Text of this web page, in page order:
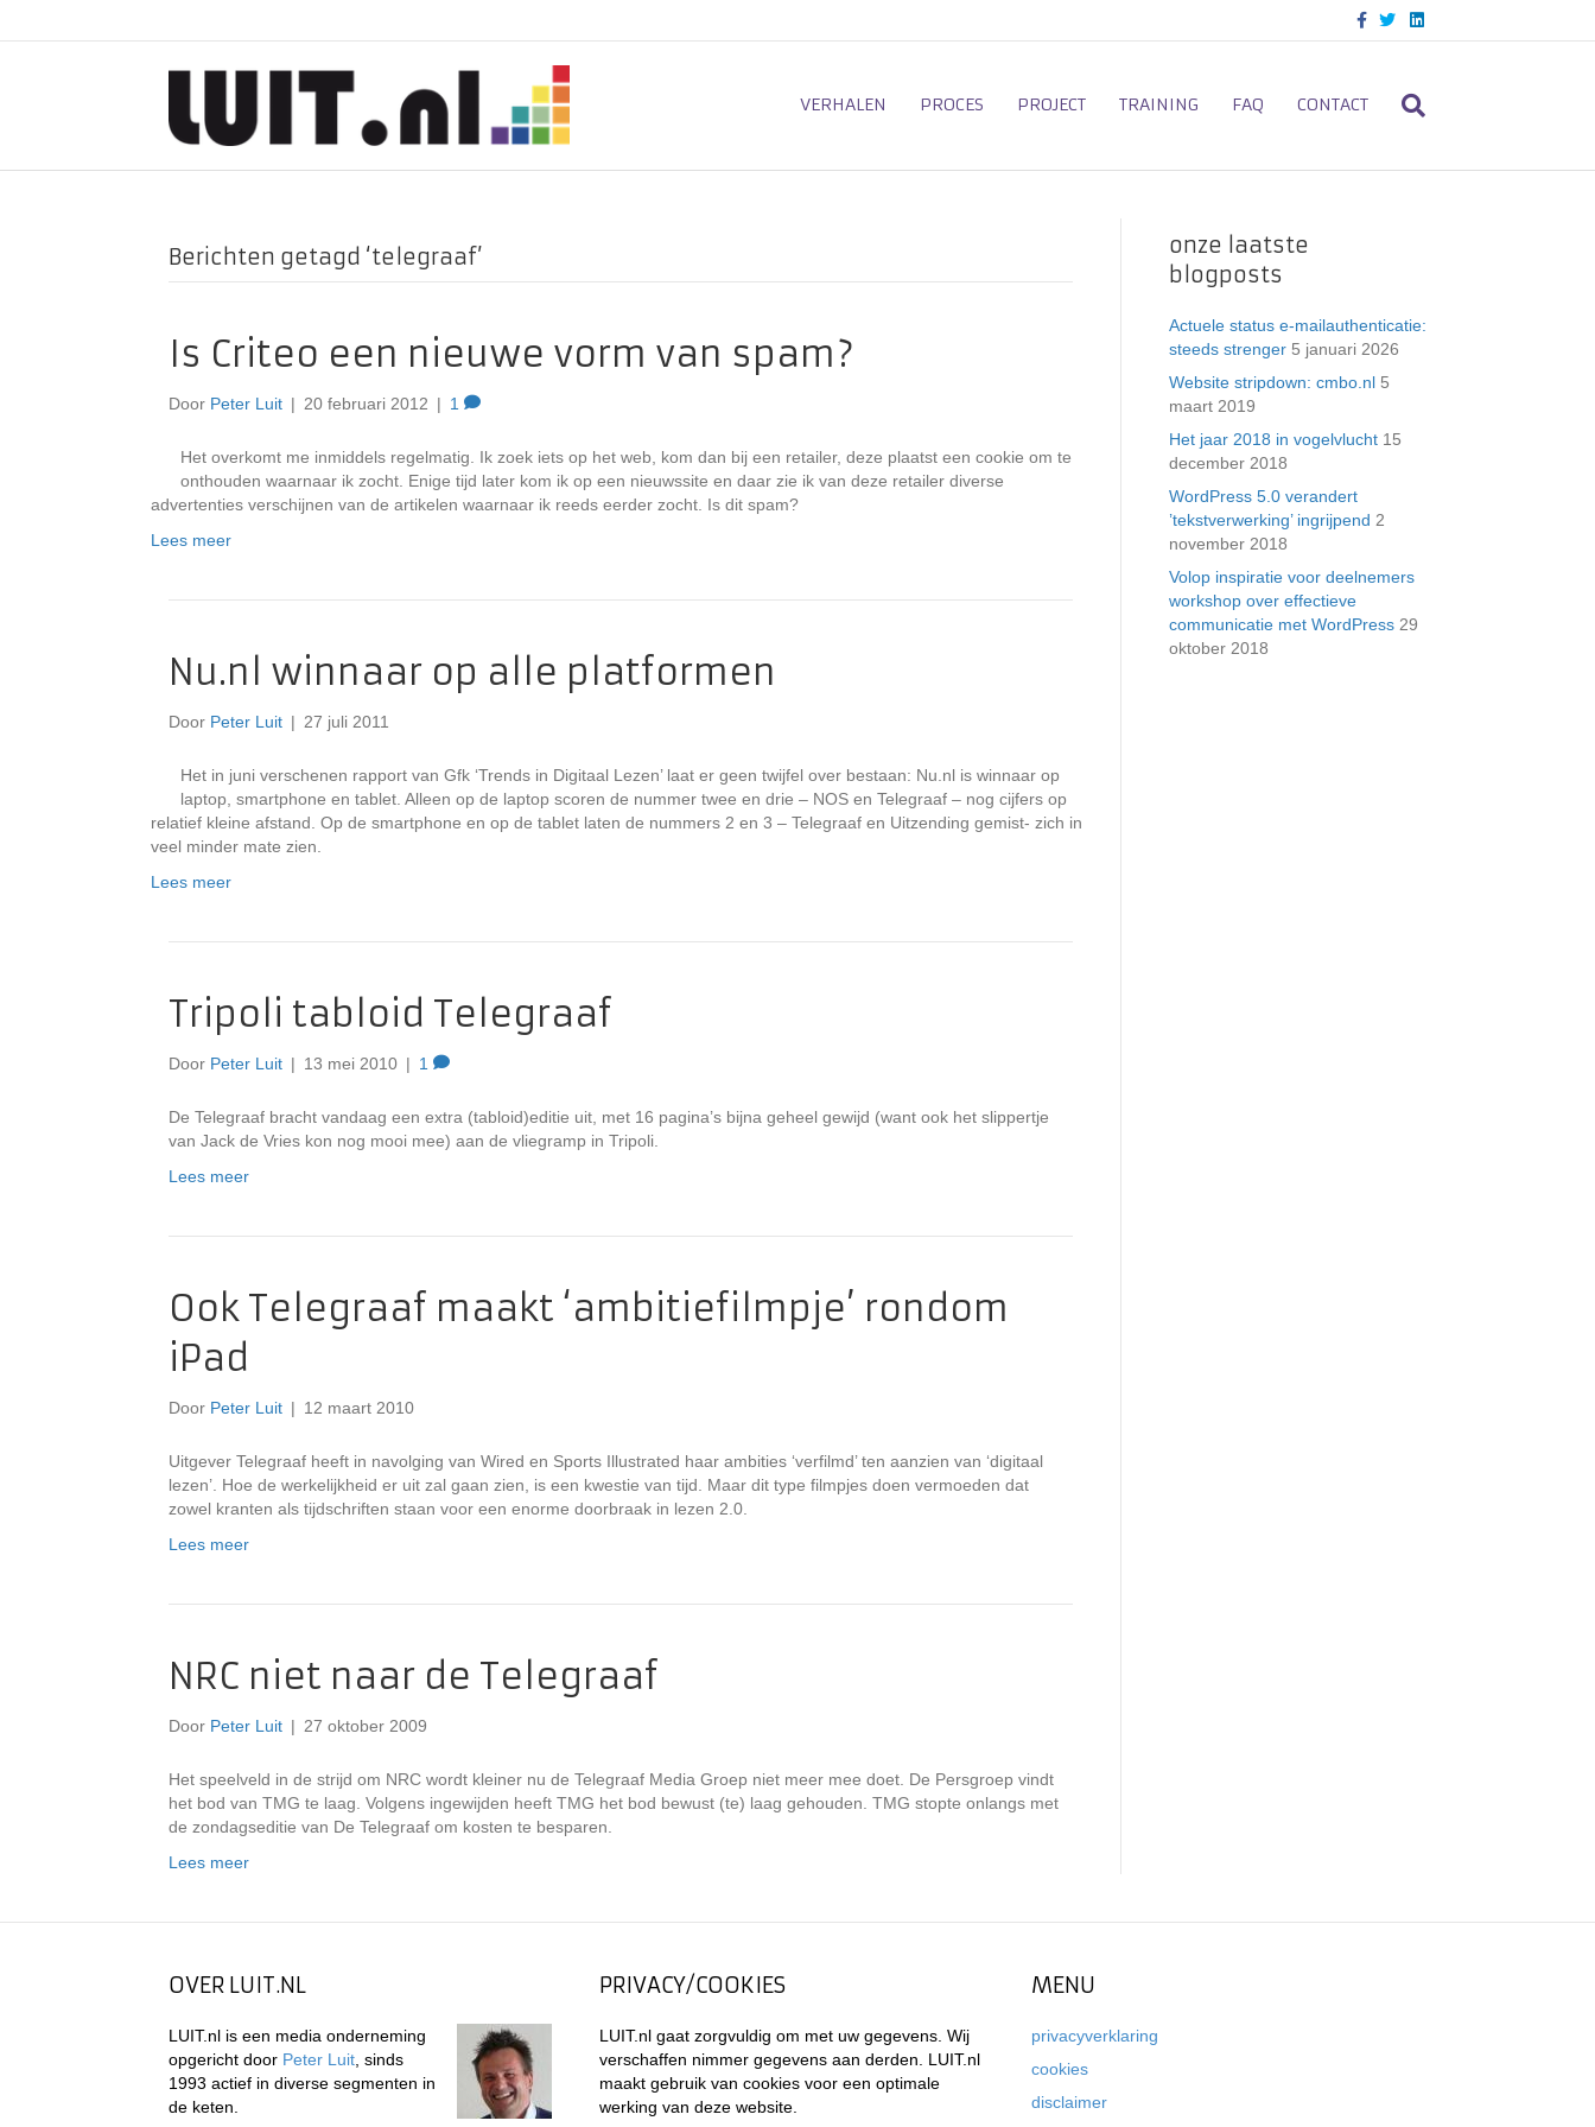
c
o
o
T
i
e
L
n
d
VERHALEN PROCES PROJECT TRAINING FAQ CONTACT
Berichten getagd ‘telegraaf’
Is Criteo een nieuwe vorm van spam?
Door Peter Luit | 20 februari 2012 | 1
Het overkomt me inmiddels regelmatig. Ik zoek iets op het web, kom dan bij een retailer, deze plaatst een cookie om te
onthouden waarnaar ik zocht. Enige tijd later kom ik op een nieuwssite en daar zie ik van deze retailer diverse
advertenties verschijnen van de artikelen waarnaar ik reeds eerder zocht. Is dit spam?
Lees meer
Nu.nl winnaar op alle platformen
Door Peter Luit | 27 juli 2011
Het in juni verschenen rapport van Gfk ‘Trends in Digitaal Lezen’ laat er geen twijfel over bestaan: Nu.nl is winnaar op
laptop, smartphone en tablet. Alleen op de laptop scoren de nummer twee en drie – NOS en Telegraaf – nog cijfers op
relatief kleine afstand. Op de smartphone en op de tablet laten de nummers 2 en 3 – Telegraaf en Uitzending gemist- zich in
veel minder mate zien.
Lees meer
Tripoli tabloid Telegraaf
Door Peter Luit | 13 mei 2010 | 1
De Telegraaf bracht vandaag een extra (tabloid)editie uit, met 16 pagina’s bijna geheel gewijd (want ook het slippertje
van Jack de Vries kon nog mooi mee) aan de vliegramp in Tripoli.
Lees meer
Ook Telegraaf maakt ‘ambitiefilmpje’ rondom
iPad
Door Peter Luit | 12 maart 2010
Uitgever Telegraaf heeft in navolging van Wired en Sports Illustrated haar ambities ‘verfilmd’ ten aanzien van ‘digitaal
lezen’. Hoe de werkelijkheid er uit zal gaan zien, is een kwestie van tijd. Maar dit type filmpjes doen vermoeden dat
zowel kranten als tijdschriften staan voor een enorme doorbraak in lezen 2.0.
Lees meer
NRC niet naar de Telegraaf
Door Peter Luit | 27 oktober 2009
Het speelveld in de strijd om NRC wordt kleiner nu de Telegraaf Media Groep niet meer mee doet. De Persgroep vindt
het bod van TMG te laag. Volgens ingewijden heeft TMG het bod bewust (te) laag gehouden. TMG stopte onlangs met
de zondagseditie van De Telegraaf om kosten te besparen.
Lees meer
onze laatste
blogposts
Actuele status e-mailauthenticatie:
steeds strenger 5 januari 2026
Website stripdown: cmbo.nl 5
maart 2019
Het jaar 2018 in vogelvlucht 15
december 2018
WordPress 5.0 verandert
’tekstverwerking’ ingrijpend 2
november 2018
Volop inspiratie voor deelnemers
workshop over effectieve
communicatie met WordPress 29
oktober 2018
OVER LUIT.NL
LUIT.nl is een media onderneming
opgericht door Peter Luit , sinds
1993 actief in diverse segmenten in
de keten.
PRIVACY/COOKIES
LUIT.nl gaat zorgvuldig om met uw gegevens. Wij
verschaffen nimmer gegevens aan derden. LUIT.nl
maakt gebruik van cookies voor een optimale
werking van deze website.
MENU
privacyverklaring
cookies
disclaimer